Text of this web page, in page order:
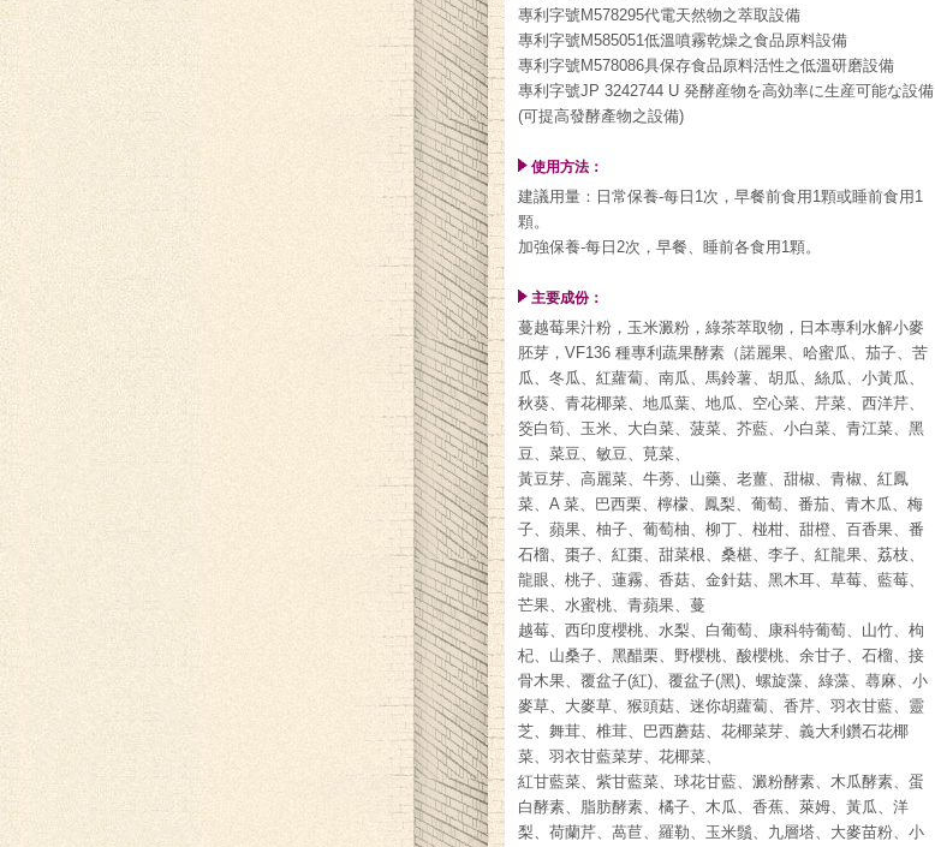
專利字號M578295代電天然物之萃取設備
專利字號M585051低溫噴霧乾燥之食品原料設備
專利字號M578086具保存食品原料活性之低溫研磨設備
專利字號JP 3242744 U 発酵産物を高効率に生産可能な設備
(可提高發酵產物之設備)
使用方法：
建議用量：日常保養-每日1次，早餐前食用1顆或睡前食用1
顆。
加強保養-每日2次，早餐、睡前各食用1顆。
主要成份：
蔓越莓果汁粉，玉米澱粉，綠茶萃取物，日本專利水解小麥
胚芽，VF136 種專利蔬果酵素（諾麗果、哈蜜瓜、茄子、苦
瓜、冬瓜、紅蘿蔔、南瓜、馬鈴薯、胡瓜、絲瓜、小黃瓜、
秋葵、青花椰菜、地瓜葉、地瓜、空心菜、芹菜、西洋芹、
筊白筍、玉米、大白菜、菠菜、芥藍、小白菜、青江菜、黑
豆、菜豆、敏豆、莧菜、
黃豆芽、高麗菜、牛蒡、山藥、老薑、甜椒、青椒、紅鳳
菜、A 菜、巴西栗、檸檬、鳳梨、葡萄、番茄、青木瓜、梅
子、蘋果、柚子、葡萄柚、柳丁、椪柑、甜橙、百香果、番
石榴、棗子、紅棗、甜菜根、桑椹、李子、紅龍果、荔枝、
龍眼、桃子、蓮霧、香菇、金針菇、黑木耳、草莓、藍莓、
芒果、水蜜桃、青蘋果、蔓
越莓、西印度櫻桃、水梨、白葡萄、康科特葡萄、山竹、枸
杞、山桑子、黑醋栗、野櫻桃、酸櫻桃、余甘子、石榴、接
骨木果、覆盆子(紅)、覆盆子(黑)、螺旋藻、綠藻、蕁麻、小
麥草、大麥草、猴頭菇、迷你胡蘿蔔、香芹、羽衣甘藍、靈
芝、舞茸、椎茸、巴西蘑菇、花椰菜芽、義大利鑽石花椰
菜、羽衣甘藍菜芽、花椰菜、
紅甘藍菜、紫甘藍菜、球花甘藍、澱粉酵素、木瓜酵素、蛋
白酵素、脂肪酵素、橘子、木瓜、香蕉、萊姆、黃瓜、洋
梨、荷蘭芹、萵苣、羅勒、玉米鬚、九層塔、大麥苗粉、小